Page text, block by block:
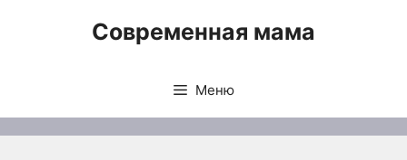
Современная мама
Меню